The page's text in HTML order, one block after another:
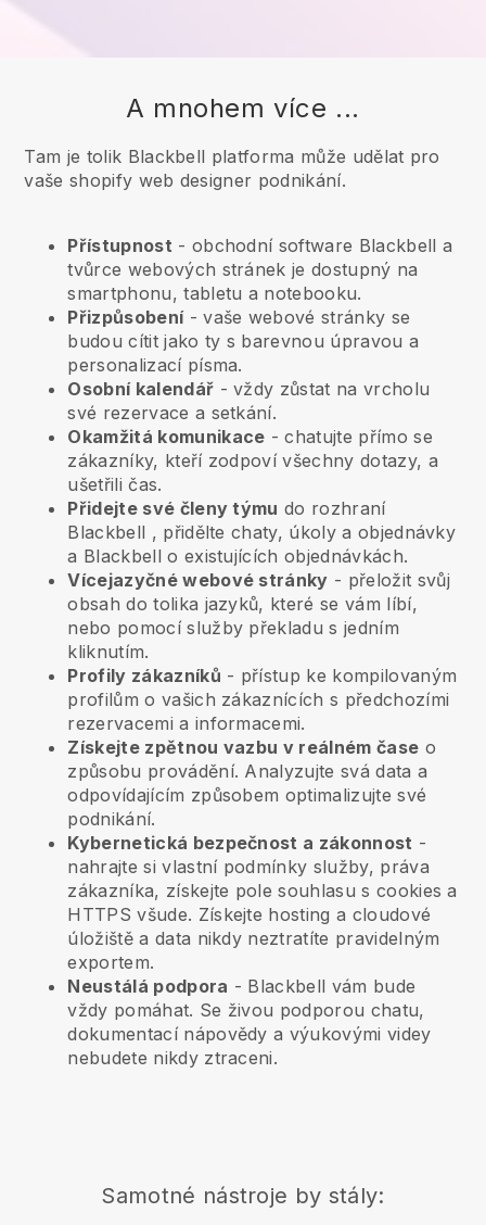
A mnohem více ...
Tam je tolik Blackbell platforma může udělat pro
vaše shopify web designer podnikání.
Přístupnost - obchodní software Blackbell a
tvůrce webových stránek je dostupný na
smartphonu, tabletu a notebooku.
Přizpůsobení- vaše webové stránky se
budou cítit jako ty s barevnou úpravou a
personalizací písma.
Osobní kalendář - vždy zůstat na vrcholu
své rezervace a setkání.
Okamžitá komunikace - chatujte přímo se
zákazníky, kteří zodpoví všechny dotazy, a
ušetřili čas.
Přidejte své členy týmu do rozhraní
Blackbell , přidělte chaty, úkoly a objednávky
a Blackbell o existujících objednávkách.
Vícejazyčné webové stránky - přeložit svůj
obsah do tolika jazyků, které se vám líbí,
nebo pomocí služby překladu s jedním
kliknutím.
Profily zákazníků - přístup ke kompilovaným
profilům o vašich zákaznících s předchozími
rezervacemi a informacemi.
Získejte zpětnou vazbu v reálném čase o
způsobu provádění. Analyzujte svá data a
odpovídajícím způsobem optimalizujte své
podnikání.
Kybernetická bezpečnost a zákonnost -
nahrajte si vlastní podmínky služby, práva
zákazníka, získejte pole souhlasu s cookies a
HTTPS všude. Získejte hosting a cloudové
úložiště a data nikdy neztratíte pravidelným
exportem.
Neustálá podpora - Blackbell vám bude
vždy pomáhat. Se živou podporou chatu,
dokumentací nápovědy a výukovými videy
nebudete nikdy ztraceni.
Samotné nástroje by stály: